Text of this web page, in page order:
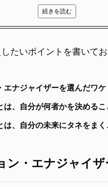
続きを読む
たいポイントを書いてお
エナジャイザーを選んだワケ
は、自分が何者かを決めるこ
は、自分の未来にタネをまく
ン・エナジャイ